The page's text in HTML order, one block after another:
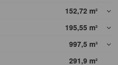
152,72 m²
195,55 m²
997,5 m³
291,9 m²